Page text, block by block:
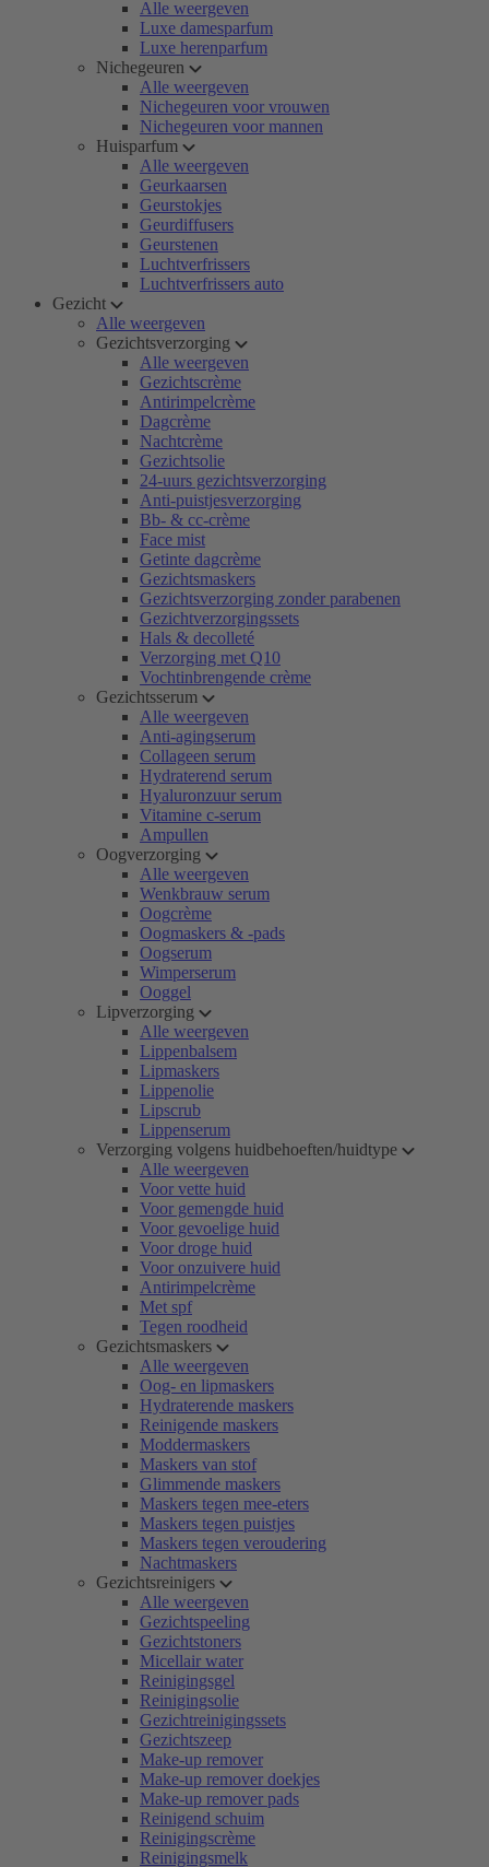
Alle weergeven
Luxe damesparfum
Luxe herenparfum
Nichegeuren
Alle weergeven
Nichegeuren voor vrouwen
Nichegeuren voor mannen
Huisparfum
Alle weergeven
Geurkaarsen
Geurstokjes
Geurdiffusers
Geurstenen
Luchtverfrissers
Luchtverfrissers auto
Gezicht
Alle weergeven
Gezichtsverzorging
Alle weergeven
Gezichtscrème
Antirimpelcrème
Dagcrème
Nachtcrème
Gezichtsolie
24-uurs gezichtsverzorging
Anti-puistjesverzorging
Bb- & cc-crème
Face mist
Getinte dagcrème
Gezichtsmaskers
Gezichtsverzorging zonder parabenen
Gezichtverzorgingssets
Hals & decolleté
Verzorging met Q10
Vochtinbrengende crème
Gezichtsserum
Alle weergeven
Anti-agingserum
Collageen serum
Hydraterend serum
Hyaluronzuur serum
Vitamine c-serum
Ampullen
Oogverzorging
Alle weergeven
Wenkbrauw serum
Oogcrème
Oogmaskers & -pads
Oogserum
Wimperserum
Ooggel
Lipverzorging
Alle weergeven
Lippenbalsem
Lipmaskers
Lippenolie
Lipscrub
Lippenserum
Verzorging volgens huidbehoeften/huidtype
Alle weergeven
Voor vette huid
Voor gemengde huid
Voor gevoelige huid
Voor droge huid
Voor onzuivere huid
Antirimpelcrème
Met spf
Tegen roodheid
Gezichtsmaskers
Alle weergeven
Oog- en lipmaskers
Hydraterende maskers
Reinigende maskers
Moddermaskers
Maskers van stof
Glimmende maskers
Maskers tegen mee-eters
Maskers tegen puistjes
Maskers tegen veroudering
Nachtmaskers
Gezichtsreinigers
Alle weergeven
Gezichtspeeling
Gezichtstoners
Micellair water
Reinigingsgel
Reinigingsolie
Gezichtreinigingssets
Gezichtszeep
Make-up remover
Make-up remover doekjes
Make-up remover pads
Reinigend schuim
Reinigingscrème
Reinigingsmelk